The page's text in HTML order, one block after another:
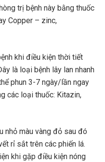
trị bệnh này bằng thuốc
Copper – zinc,
khi điều kiện thời tiết
là loại bệnh lây lan nhanh
phun 3-7 ngày/lần ngay
các loại thuốc: Kitazin,
nhỏ màu vàng đỏ sau đó
rỉ sắt trên các phiến lá.
khi gặp điều kiện nóng